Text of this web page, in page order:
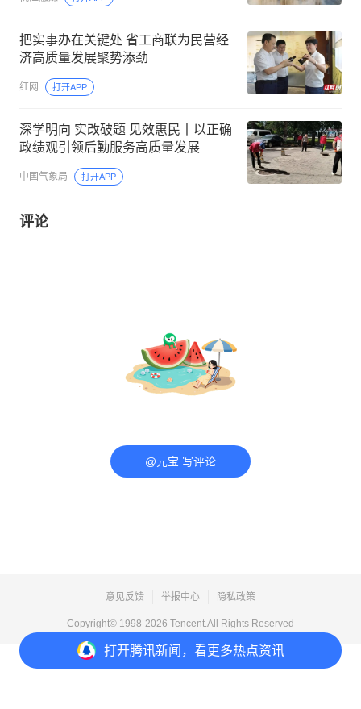
打开腾讯新闻，看更多热点资讯
把实事办在关键处 省工商联为民营经
济高质量发展聚势添劲
红网 打开APP
深学明向 实改破题 见效惠民丨以正确
政绩观引领后勤服务高质量发展
中国气象局 打开APP
评论
@元宝 写评论
意见反馈 举报中心 隐私政策
Copyright© 1998-2026 Tencent.All Rights Reserved